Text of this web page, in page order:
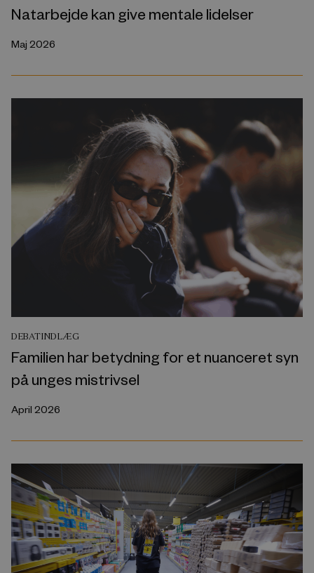
Natarbejde kan give mentale lidelser
Maj 2026
DEBATINDLÆG
Familien har betydning for et nuanceret syn
på unges mistrivsel
April 2026